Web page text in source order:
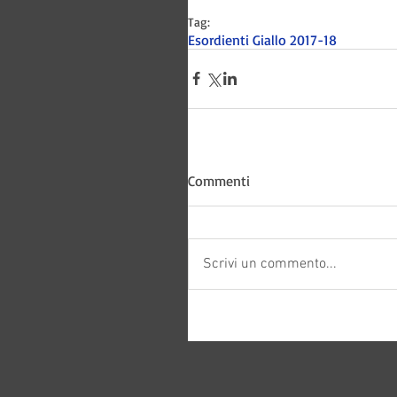
Tag:
Esordienti Giallo 2017-18
Commenti
Scrivi un commento...
Bitways -